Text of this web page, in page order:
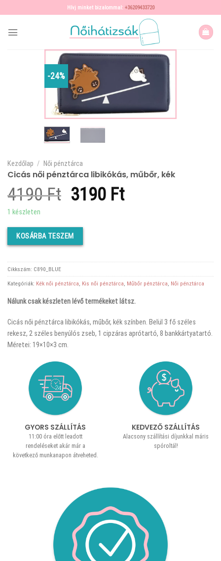
to
content
Hívj minket bizalommal: +36209433720
-24%
Kezdőlap / Női pénztárca
Cicás női pénztárca libikókás, műbőr, kék
4190Ft Original
was:
4190 Ft.
3190 FtCurrent
1 készleten
KOSÁRBA TESZEM
Cikkszám: C890_BLUE
Kategóriák: Kék női pénztárca Kis női pénztárca Műbőr pénztárca Női pénztárca
Nálunk csak készleten lévő termékeket látsz.
Cicás női pénztárca libikókás, műbőr, kék színben. Belül 3 fő széles
rekesz, 2 széles benyúlós zseb, 1 cipzáras aprótartó, 8 bankkártyatartó.
Méretei: 19×10×3 cm.
GYORS SZÁLLÍTÁS
11:00 óra előtt leadott
rendeléseket akár már a
következő munkanapon átveheted.
KEDVEZŐ SZÁLLÍTÁS
Alacsony szállítási díjunkkal máris
spóroltál!